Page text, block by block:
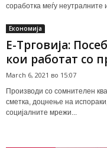
соработка меѓу неутралните
Економија
Е-Трговија:
кои работат со
March 6, 2021 во 15:07
Производи со сомнителен
сметка, доцнење на
социјалните мрежи...